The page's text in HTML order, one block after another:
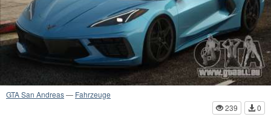
GTA San Andreas— Fahrzeuge
239
0